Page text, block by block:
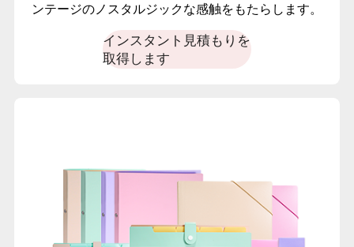
ンテージのノスタルジックな感触をもたらします。
インスタント見積もりを
取得します